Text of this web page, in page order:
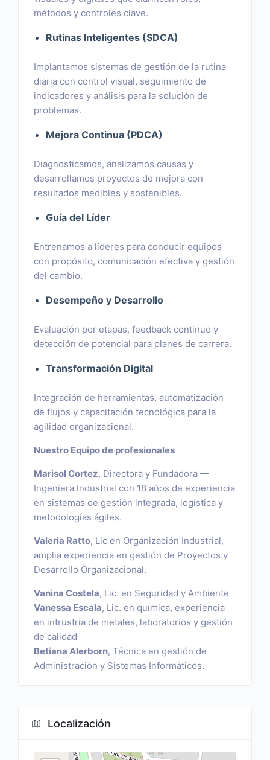
métodos y controles clave.
Rutinas Inteligentes (SDCA)
Implantamos sistemas de gestión de la rutina
diaria con control visual, seguimiento de
indicadores y análisis para la solución de
problemas.
Mejora Continua (PDCA)
Diagnosticamos, analizamos causas y
desarrollamos proyectos de mejora con
resultados medibles y sostenibles.
Guía del Líder
Entrenamos a líderes para conducir equipos
con propósito, comunicación efectiva y gestión
del cambio.
Desempeño y Desarrollo
Evaluación por etapas, feedback continuo y
detección de potencial para planes de carrera.
Transformación Digital
Integración de herramientas, automatización
de flujos y capacitación tecnológica para la
agilidad organizacional.
Nuestro Equipo de profesionales
Marisol Cortez, Directora y Fundadora —
Ingeniera Industrial con 18 años de experiencia
en sistemas de gestión integrada, logística y
metodologías ágiles.
Valeria Ratto, Lic en Organización Industrial,
amplia experiencia en gestión de Proyectos y
Desarrollo Organizacional.
Vanina Costela, Lic. en Seguridad y Ambiente
Vanessa Escala, Lic. en química, experiencia
en intrustria de metales, laboratorios y gestión
de calidad
Betiana Alerborn, Técnica en gestión de
Administración y Sistemas Informáticos.
Localización